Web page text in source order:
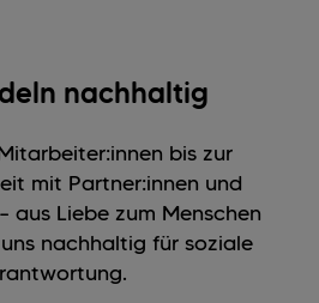
nachhaltig
bis zur
mit Partner:innen und
aus Liebe zum Menschen
nachhaltig für soziale